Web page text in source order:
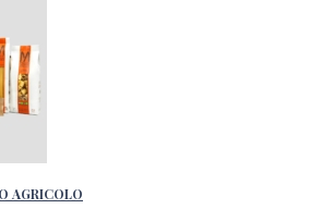
AGRICOLO